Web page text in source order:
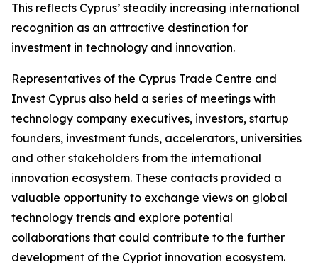
This reflects Cyprus’ steadily increasing international
recognition as an attractive destination for
investment in technology and innovation.
Representatives of the Cyprus Trade Centre and
Invest Cyprus also held a series of meetings with
technology company executives, investors, startup
founders, investment funds, accelerators, universities
and other stakeholders from the international
innovation ecosystem. These contacts provided a
valuable opportunity to exchange views on global
technology trends and explore potential
collaborations that could contribute to the further
development of the Cypriot innovation ecosystem.